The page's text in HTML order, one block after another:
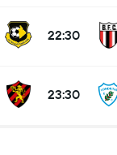
22:30
23:30